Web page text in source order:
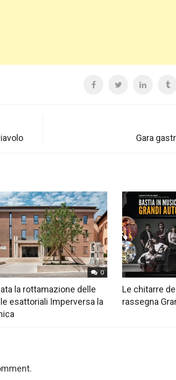
Gara
0
la rottamazione delle
esattoriali Imperversa la
Le chitarre
rassegna